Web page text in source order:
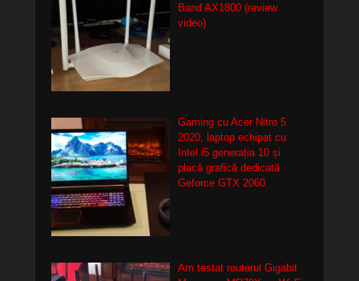
Band AX1800 (review
video)
Gaming cu Acer Nitro 5
2020, laptop echipat cu
Intel i5 generația 10 și
placă grafică dedicată
Geforce GTX 2060
Am testat routerul Gigabit